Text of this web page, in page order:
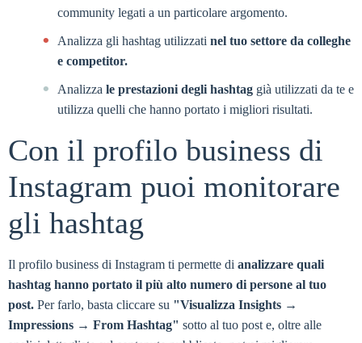
community legati a un particolare argomento.
Analizza gli hashtag utilizzati nel tuo settore da colleghe
e competitor.
Analizza le prestazioni degli hashtag già utilizzati da te e
utilizza quelli che hanno portato i migliori risultati.
Con il profilo business di
Instagram puoi monitorare
gli hashtag
Il profilo business di Instagram ti permette di analizzare quali
hashtag hanno portato il più alto numero di persone al tuo
post. Per farlo, basta cliccare su "Visualizza Insights →
Impressions → From Hashtag" sotto al tuo post e, oltre alle